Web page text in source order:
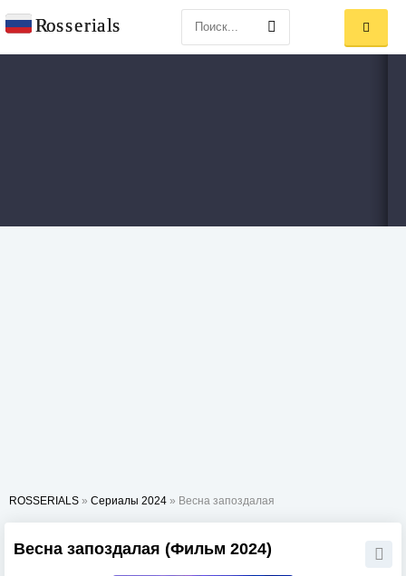
ROSSERIALS » Сериалы 2024 » Весна запоздалая
Весна запоздалая (Фильм 2024)